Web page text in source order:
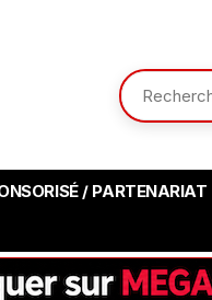
/ PARTENARIAT